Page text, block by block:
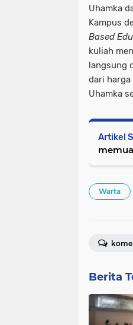
Uhamka
Kampus
Based
kuliah
langsung
dari
Uhamka
Artikel
Warta
Berita